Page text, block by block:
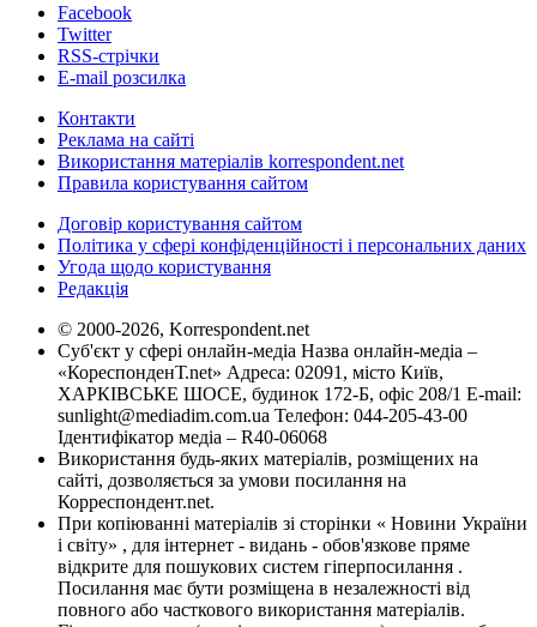
Facebook
Twitter
RSS-стрічки
E-mail розсилка
Контакти
Реклама на сайті
Використання матеріалів korrespondent.net
Правила користування сайтом
Договір користування сайтом
Політика у сфері конфіденційності і персональних даних
Угода щодо користування
Редакція
© 2000-2026, Korrespondent.net
Суб'єкт у сфері онлайн-медіа Назва онлайн-медіа –
«КореспонденТ.net» Адреса: 02091, місто Київ,
ХАРКІВСЬКЕ ШОСЕ, будинок 172-Б, офіс 208/1 E-mail:
sunlight@mediadim.com.ua Телефон: 044-205-43-00
Ідентифікатор медіа – R40-06068
Використання будь-яких матеріалів, розміщених на
сайті, дозволяється за умови посилання на
Корреспондент.net.
При копіюванні матеріалів зі сторінки « Новини України
і світу» , для інтернет - видань - обов'язкове пряме
відкрите для пошукових систем гіперпосилання .
Посилання має бути розміщена в незалежності від
повного або часткового використання матеріалів.